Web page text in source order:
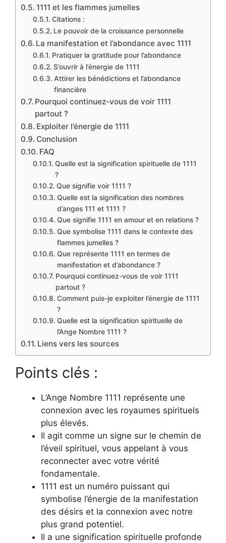
1111 et les flammes jumelles
Citations :
Le pouvoir de la croissance personnelle
La manifestation et l’abondance avec 1111
Pratiquer la gratitude pour l’abondance
S’ouvrir à l’énergie de 1111
Attirer les bénédictions et l’abondance
financière
Pourquoi continuez-vous de voir 1111
partout ?
Exploiter l’énergie de 1111
Conclusion
FAQ
Quelle est la signification spirituelle de 1111
?
Que signifie voir 1111 ?
Quelle est la signification des nombres
d’anges 111 et 1111 ?
Que signifie 1111 en amour et en relations ?
Que symbolise 1111 dans le contexte des
flammes jumelles ?
Que représente 1111 en termes de
manifestation et d’abondance ?
Pourquoi continuez-vous de voir 1111
partout ?
Comment puis-je exploiter l’énergie de 1111
?
Quelle est la signification spirituelle de
l’Ange Nombre 1111 ?
Liens vers les sources
Points clés :
L’Ange Nombre 1111 représente une
connexion avec les royaumes spirituels
plus élevés.
Il agit comme un signe sur le chemin de
l’éveil spirituel, vous appelant à vous
reconnecter avec votre vérité
fondamentale.
1111 est un numéro puissant qui
symbolise l’énergie de la manifestation
des désirs et la connexion avec notre
plus grand potentiel.
Il a une signification spirituelle profonde